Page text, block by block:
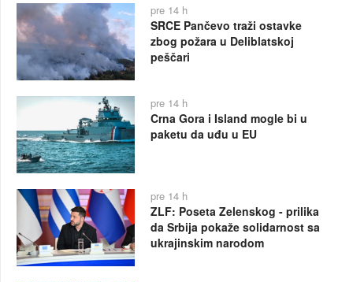
pre 14 h
SRCE Pančevo traži ostavke
zbog požara u Deliblatskoj
peščari
pre 14 h
Crna Gora i Island mogle bi u
paketu da uđu u EU
pre 14 h
ZLF: Poseta Zelenskog - prilika
da Srbija pokaže solidarnost sa
ukrajinskim narodom